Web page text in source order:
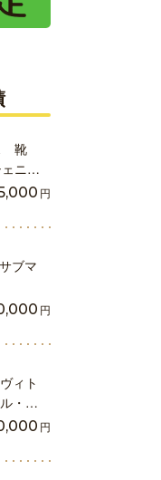
靴
ニ…
円
ブマ
円
ィト
・…
円